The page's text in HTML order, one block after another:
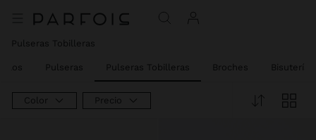
Pulseras Tobilleras
Pulseras Pulseras Tobilleras Broches Bisutería
Color Precio